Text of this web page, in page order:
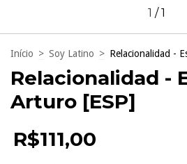
1 /1
Início > Soy Latino > Relacionalidad -
Relacionalidad -
Arturo [ESP]
R$111,00